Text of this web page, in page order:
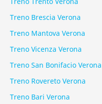
Treno Brescia Verona
Treno Mantova Verona
Treno Vicenza Verona
Treno San Bonifacio Verona
Treno Rovereto Verona
Treno Bari Verona